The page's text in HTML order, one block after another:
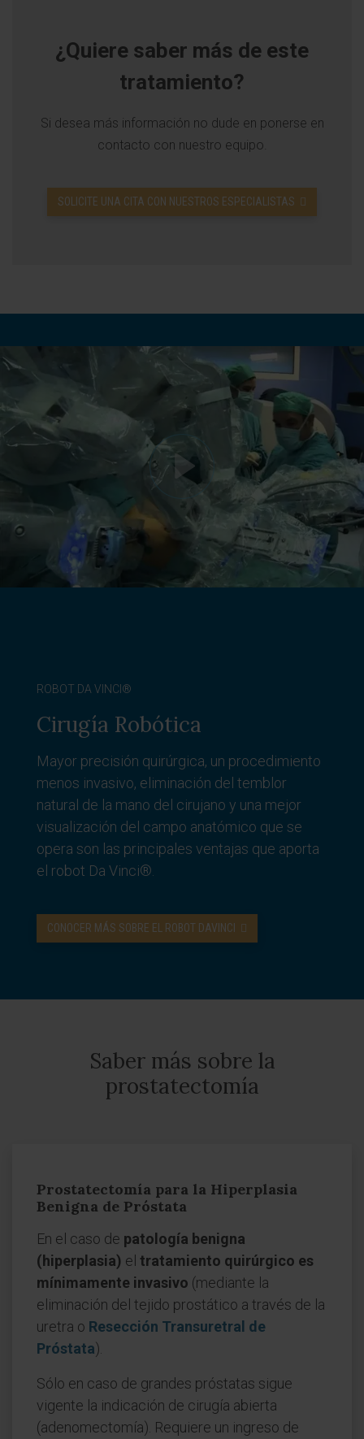
¿Quiere saber más de este
tratamiento?
Si desea más información no dude en ponerse en
contacto con nuestro equipo.
SOLICITE UNA CITA CON NUESTROS ESPECIALISTAS
ROBOT DA VINCI®
Cirugía Robótica
Mayor precisión quirúrgica, un procedimiento
menos invasivo, eliminación del temblor
natural de la mano del cirujano y una mejor
visualización del campo anatómico que se
opera son las principales ventajas que aporta
el robot Da Vinci®.
CONOCER MÁS SOBRE EL ROBOT DAVINCI
Saber más sobre la
prostatectomía
Prostatectomía para la Hiperplasia
Benigna de Próstata
En el caso de patología benigna
(hiperplasia) el tratamiento quirúrgico es
mínimamente invasivo (mediante la
eliminación del tejido prostático a través de la
uretra o Resección Transuretral de
Próstata).
Sólo en caso de grandes próstatas sigue
vigente la indicación de cirugía abierta
(adenomectomía). Requiere un ingreso de